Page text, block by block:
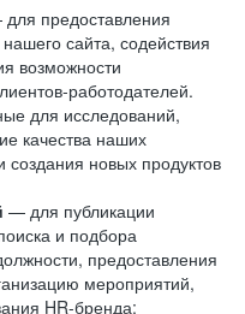
предоставления
сайта, содействия
возможности
работодателей.
для исследований,
качества наших
создания новых продуктов
— для публикации
и подбора
предоставления
мероприятий,
HR-бренда;